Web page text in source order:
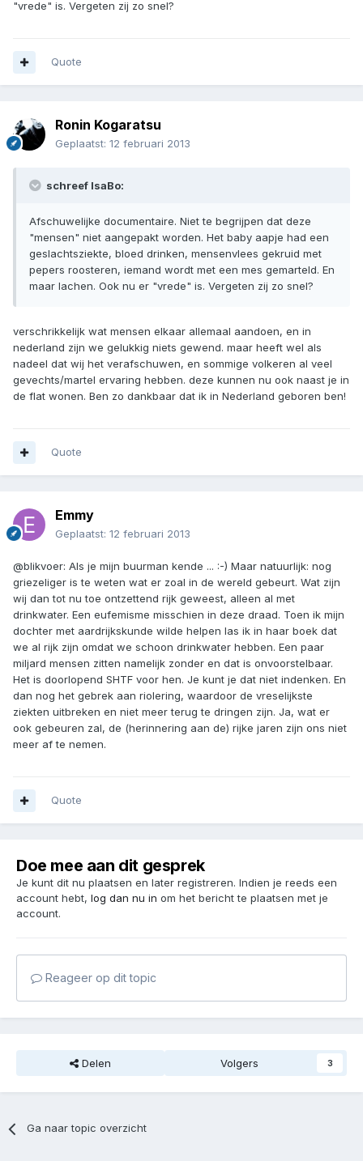
"vrede" is. Vergeten zij zo snel?
Quote
Ronin Kogaratsu
Geplaatst: 12 februari 2013
schreef IsaBo:
Afschuwelijke documentaire. Niet te begrijpen dat deze
"mensen" niet aangepakt worden. Het baby aapje had een
geslachtsziekte, bloed drinken, mensenvlees gekruid met
pepers roosteren, iemand wordt met een mes gemarteld. En
maar lachen. Ook nu er "vrede" is. Vergeten zij zo snel?
verschrikkelijk wat mensen elkaar allemaal aandoen, en in
nederland zijn we gelukkig niets gewend. maar heeft wel als
nadeel dat wij het verafschuwen, en sommige volkeren al veel
gevechts/martel ervaring hebben. deze kunnen nu ook naast je in
de flat wonen. Ben zo dankbaar dat ik in Nederland geboren ben!
Quote
Emmy
Geplaatst: 12 februari 2013
@blikvoer: Als je mijn buurman kende ... :-) Maar natuurlijk: nog
griezeliger is te weten wat er zoal in de wereld gebeurt. Wat zijn
wij dan tot nu toe ontzettend rijk geweest, alleen al met
drinkwater. Een eufemisme misschien in deze draad. Toen ik mijn
dochter met aardrijkskunde wilde helpen las ik in haar boek dat
we al rijk zijn omdat we schoon drinkwater hebben. Een paar
miljard mensen zitten namelijk zonder en dat is onvoorstelbaar.
Het is doorlopend SHTF voor hen. Je kunt je dat niet indenken. En
dan nog het gebrek aan riolering, waardoor de vreselijkste
ziekten uitbreken en niet meer terug te dringen zijn. Ja, wat er
ook gebeuren zal, de (herinnering aan de) rijke jaren zijn ons niet
meer af te nemen.
Quote
Doe mee aan dit gesprek
Je kunt dit nu plaatsen en later registreren. Indien je reeds een
account hebt, log dan nu in om het bericht te plaatsen met je
account.
Reageer op dit topic
Delen Volgers 3
Ga naar topic overzicht